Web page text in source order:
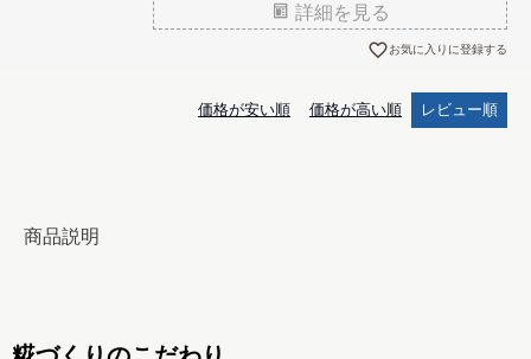
詳細を見る
お気に入りに登録する
価格が安い順 価格が高い順 レビュー順